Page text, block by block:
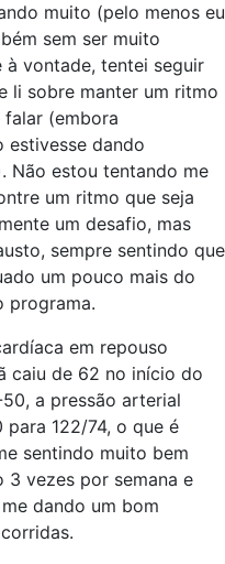
muito (pelo menos eu
sem ser muito
à vontade, tentei seguir
li sobre manter um ritmo
falar (embora
estivesse dando
Não estou tentando me
um ritmo que seja
um desafio, mas
sempre sentindo que
um pouco mais do
programa.
em repouso
caiu de 62 no início do
a pressão arterial
122/74, o que é
sentindo muito bem
vezes por semana e
dando um bom